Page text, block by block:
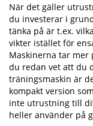
När det gäller
du investerar i
tänka på är t.ex.
vikter istället för
Maskinerna tar mer
du redan vet att du
träningsmaskin är
kompakt version
inte utrustning till
heller använder på